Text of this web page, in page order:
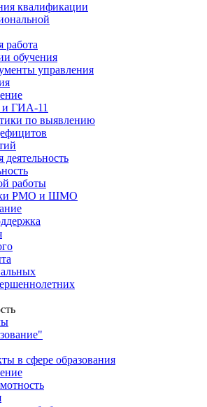
квалификации
работа
обучения
управления
и ГИА-11
по выявлению
работы
РМО и ШМО
в сфере образования